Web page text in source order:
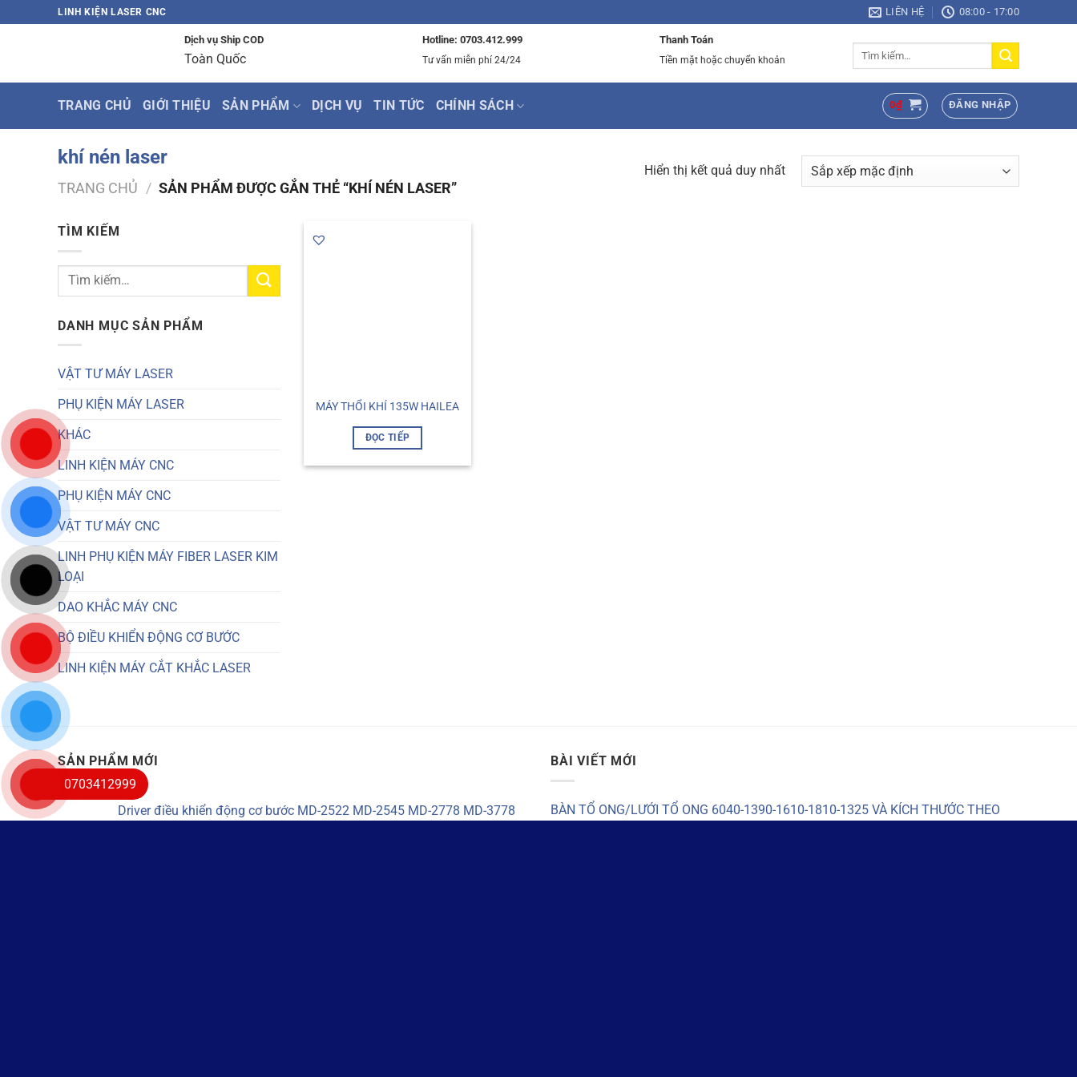
qua
LINH KIỆN LASER CNC LIÊN HỆ 08:00 - 17:00
Dịch vụ Ship COD
Toàn Quốc
Hotline: 0703.412.999
Tư vấn miễn phí 24/24
Thanh Toán
Tiền mặt hoặc chuyển khoản
TRANG CHỦ GIỚI THIỆU SẢN PHẨM DỊCH VỤ TIN TỨC CHÍNH SÁCH 0₫ ĐĂNG NHẬP
khí nén laser
TRANG CHỦ / SẢN PHẨM ĐƯỢC GẮN THẺ “KHÍ NÉN LASER”
Hiển thị kết quả duy nhất
TÌM KIẾM
Tìm
DANH MỤC SẢN PHẨM
VẬT TƯ MÁY LASER
PHỤ KIỆN MÁY LASER
KHÁC
LINH KIỆN MÁY CNC
PHỤ KIỆN MÁY CNC
VẬT TƯ MÁY CNC
LINH PHỤ KIỆN MÁY FIBER LASER KIM
LOẠI
DAO KHẮC MÁY CNC
BỘ ĐIỀU KHIỂN ĐỘNG CƠ BƯỚC
LINH KIỆN MÁY CẮT KHẮC LASER
MÁY THỔI KHÍ 135W HAILEA
ĐỌC TIẾP
SẢN PHẨM MỚI
Driver điều khiển động cơ bước MD-2522 MD-2545 MD-2778 MD-3778
BÀI VIẾT MỚI
BÀN TỔ ONG/LƯỚI TỔ ONG 6040-1390-1610-1810-1325 VÀ KÍCH THƯỚC THEO
0703412999